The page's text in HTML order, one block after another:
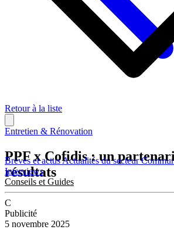
Brèves et actusActualités du secteur
Interviews
Conseils et Guides
Retour à la liste
Entretien & Rénovation
PPF x Cofidis : un
résultats
C
Publicité
5 novembre 2025